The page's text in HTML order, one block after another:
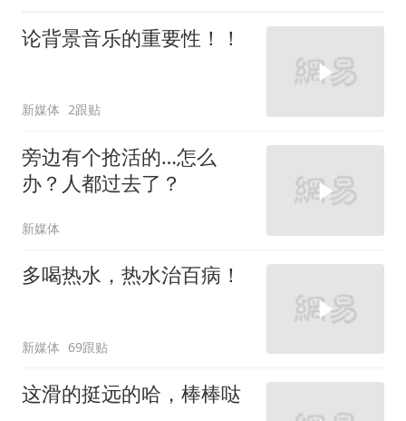
论背景音乐的重要性！！
新媒体 2跟贴
旁边有个抢活的…怎么
办？人都过去了？
新媒体
多喝热水，热水治百病！
新媒体 69跟贴
这滑的挺远的哈，棒棒哒